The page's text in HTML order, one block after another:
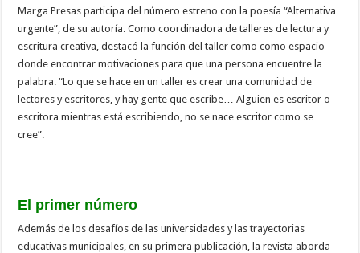
Marga Presas participa del número estreno con la poesía “Alternativa
urgente”, de su autoría. Como coordinadora de talleres de lectura y
escritura creativa, destacó la función del taller como como espacio
donde encontrar motivaciones para que una persona encuentre la
palabra. “Lo que se hace en un taller es crear una comunidad de
lectores y escritores, y hay gente que escribe… Alguien es escritor o
escritora mientras está escribiendo, no se nace escritor como se
cree”.
El primer número
Además de los desafíos de las universidades y las trayectorias
educativas municipales, en su primera publicación, la revista aborda